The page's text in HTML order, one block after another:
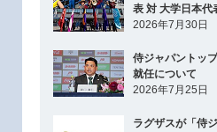
表 対 大学日本代
2026年7月30日
侍ジャパントッ
就任について
2026年7月25日
ラグザスが「侍